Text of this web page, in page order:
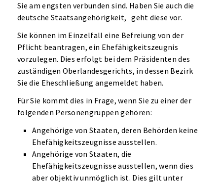
Sie am engsten verbunden sind. Haben Sie auch die
deutsche Staatsangehörigkeit, geht diese vor.
Sie können im Einzelfall eine Befreiung von der
Pflicht beantragen, ein Ehefähigkeitszeugnis
vorzulegen. Dies erfolgt bei dem Präsidenten des
zuständigen Oberlandesgerichts, in dessen Bezirk
Sie die Eheschließung angemeldet haben.
Für Sie kommt dies in Frage, wenn Sie zu einer der
folgenden Personengruppen gehören:
Angehörige von Staaten, deren Behörden keine
Ehefähigkeitszeugnisse ausstellen.
Angehörige von Staaten, die
Ehefähigkeitszeugnisse ausstellen, wenn dies
aber objektiv unmöglich ist. Dies gilt unter